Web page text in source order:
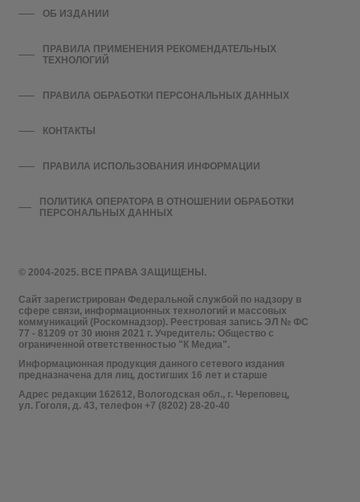
© 2004-2025. ВСЕ ПРАВА ЗАЩИЩЕНЫ.
Сайт зарегистрирован Федеральной службой по надзору в
сфере связи, информационных технологий и массовых
коммуникаций (Роскомнадзор). Реестровая запись ЭЛ № ФС
77 - 81209 от 30 июня 2021 г. Учредитель: Общество с
ограниченной ответственностью "К Медиа".
Информационная продукция данного сетевого издания
предназначена для лиц, достигших 16 лет и старше
Адрес редакции 162612, Вологодская обл., г. Череповец,
ул. Гоголя, д. 43, телефон +7 (8202) 28-20-40
ОБ ИЗДАНИИ
ПРАВИЛА ПРИМЕНЕНИЯ РЕКОМЕНДАТЕЛЬНЫХ
ТЕХНОЛОГИЙ
ПРАВИЛА ОБРАБОТКИ ПЕРСОНАЛЬНЫХ ДАННЫХ
КОНТАКТЫ
ПРАВИЛА ИСПОЛЬЗОВАНИЯ ИНФОРМАЦИИ
ПОЛИТИКА ОПЕРАТОРА В ОТНОШЕНИИ ОБРАБОТКИ
ПЕРСОНАЛЬНЫХ ДАННЫХ